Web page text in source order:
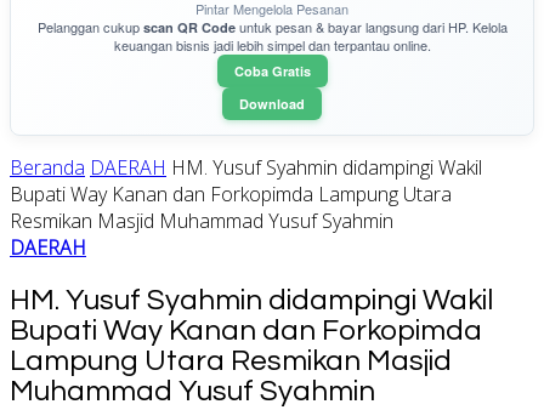
Pintar Mengelola Pesanan
Pelanggan cukup scan QR Codeuntuk pesan & bayar langsung dari HP. Kelola
keuangan bisnis jadi lebih simpel dan terpantau online.
Coba Gratis
Download
Beranda DAERAH HM. Yusuf Syahmin didampingi Wakil
Bupati Way Kanan dan Forkopimda Lampung Utara
Resmikan Masjid Muhammad Yusuf Syahmin
DAERAH
HM. Yusuf Syahmin didampingi Wakil
Bupati Way Kanan dan Forkopimda
Lampung Utara Resmikan Masjid
Muhammad Yusuf Syahmin